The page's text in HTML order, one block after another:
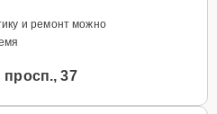
и ремонт можно
просп., 37